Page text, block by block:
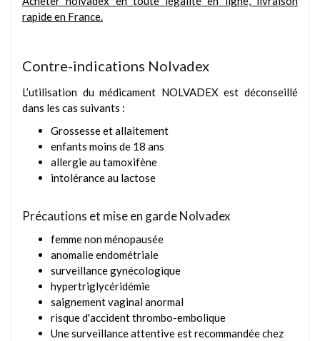
rapide en France.
Contre-indications Nolvadex
L’utilisation du médicament NOLVADEX est déconseillé
dans les cas suivants :
Grossesse et allaitement
enfants moins de 18 ans
allergie au tamoxifène
intolérance au lactose
Précautions et mise en garde Nolvadex
femme non ménopausée
anomalie endométriale
surveillance gynécologique
hypertriglycéridémie
saignement vaginal anormal
risque d'accident thrombo-embolique
Une surveillance attentive est recommandée chez